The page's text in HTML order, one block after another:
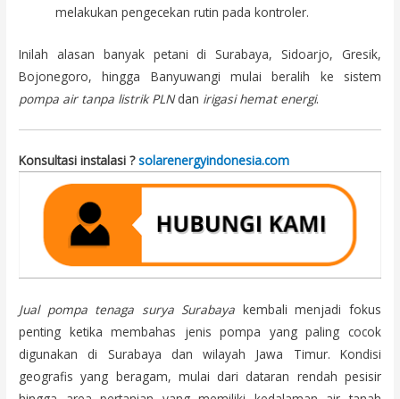
melakukan pengecekan rutin pada kontroler.
Inilah alasan banyak petani di Surabaya, Sidoarjo, Gresik,
Bojonegoro, hingga Banyuwangi mulai beralih ke sistem
pompa air tanpa listrik PLNdan irigasi hemat energi.
Konsultasi instalasi ?solarenergyindonesia.com
Jual pompa tenaga surya Surabaya kembali menjadi fokus
penting ketika membahas jenis pompa yang paling cocok
digunakan di Surabaya dan wilayah Jawa Timur. Kondisi
geografis yang beragam, mulai dari dataran rendah pesisir